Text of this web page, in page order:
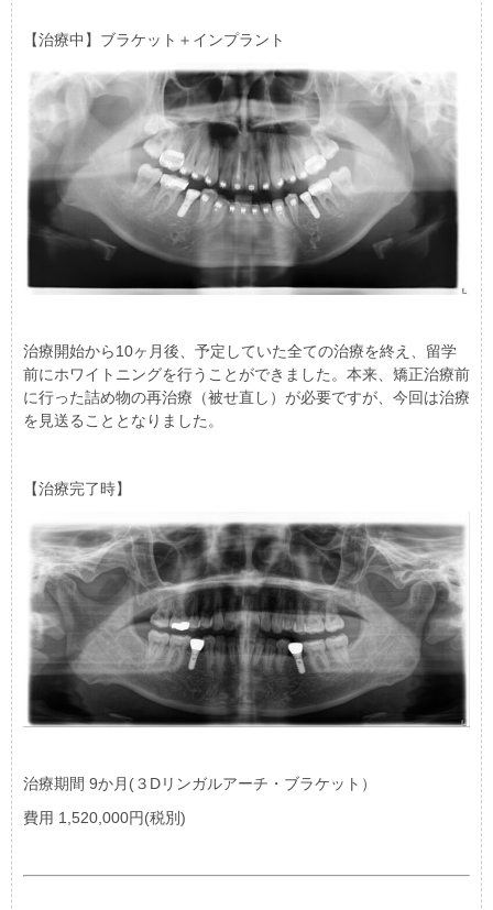
【治療中】ブラケット＋インプラント
治療開始から10ヶ月後、予定していた全ての治療を終え、留学
前にホワイトニングを行うことができました。本来、矯正治療前
に行った詰め物の再治療（被せ直し）が必要ですが、今回は治療
を見送ることとなりました。
【治療完了時】
治療期間 9か月(３Dリンガルアーチ・ブラケット）
費用 1,520,000円(税別)